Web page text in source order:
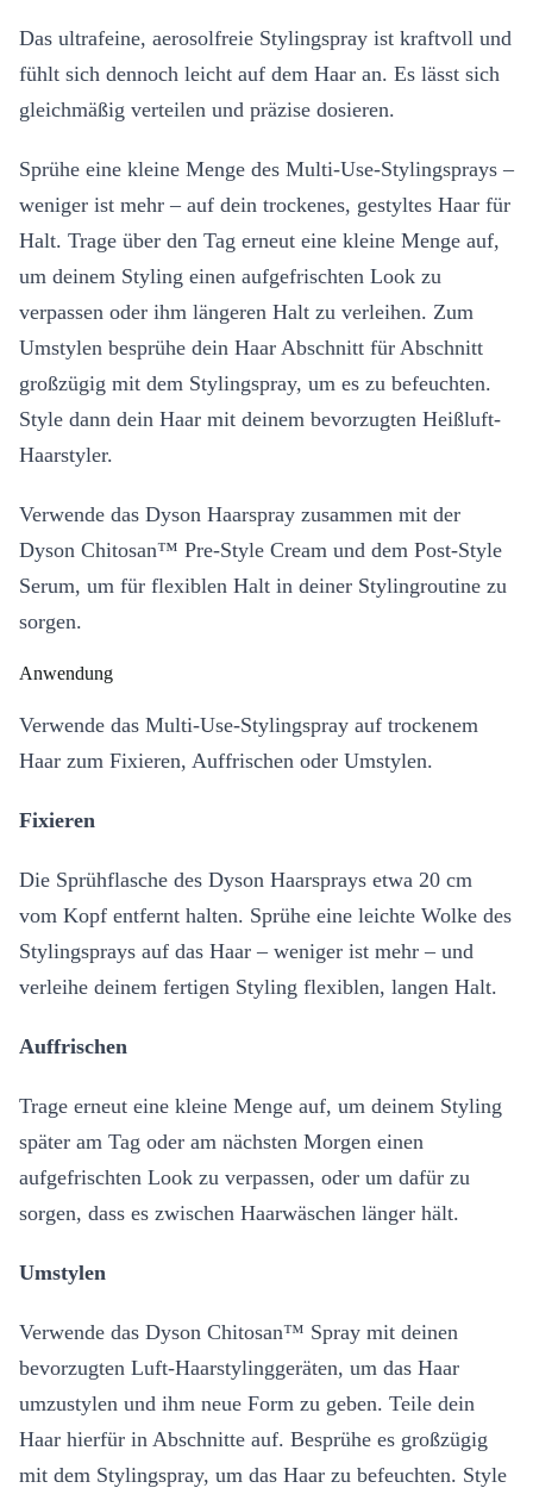
Das ultrafeine, aerosolfreie Stylingspray ist kraftvoll und
fühlt sich dennoch leicht auf dem Haar an. Es lässt sich
gleichmäßig verteilen und präzise dosieren.
Sprühe eine kleine Menge des Multi-Use-Stylingsprays –
weniger ist mehr – auf dein trockenes, gestyltes Haar für
Halt. Trage über den Tag erneut eine kleine Menge auf,
um deinem Styling einen aufgefrischten Look zu
verpassen oder ihm längeren Halt zu verleihen. Zum
Umstylen besprühe dein Haar Abschnitt für Abschnitt
großzügig mit dem Stylingspray, um es zu befeuchten.
Style dann dein Haar mit deinem bevorzugten Heißluft-
Haarstyler.
Verwende das Dyson Haarspray zusammen mit der
Dyson Chitosan™ Pre-Style Cream und dem Post-Style
Serum, um für flexiblen Halt in deiner Stylingroutine zu
sorgen.
Anwendung
Verwende das Multi-Use-Stylingspray auf trockenem
Haar zum Fixieren, Auffrischen oder Umstylen.
Fixieren
Die Sprühflasche des Dyson Haarsprays etwa 20 cm
vom Kopf entfernt halten. Sprühe eine leichte Wolke des
Stylingsprays auf das Haar – weniger ist mehr – und
verleihe deinem fertigen Styling flexiblen, langen Halt.
Auffrischen
Trage erneut eine kleine Menge auf, um deinem Styling
später am Tag oder am nächsten Morgen einen
aufgefrischten Look zu verpassen, oder um dafür zu
sorgen, dass es zwischen Haarwäschen länger hält.
Umstylen
Verwende das Dyson Chitosan™ Spray mit deinen
bevorzugten Luft-Haarstylinggeräten, um das Haar
umzustylen und ihm neue Form zu geben. Teile dein
Haar hierfür in Abschnitte auf. Besprühe es großzügig
mit dem Stylingspray, um das Haar zu befeuchten. Style